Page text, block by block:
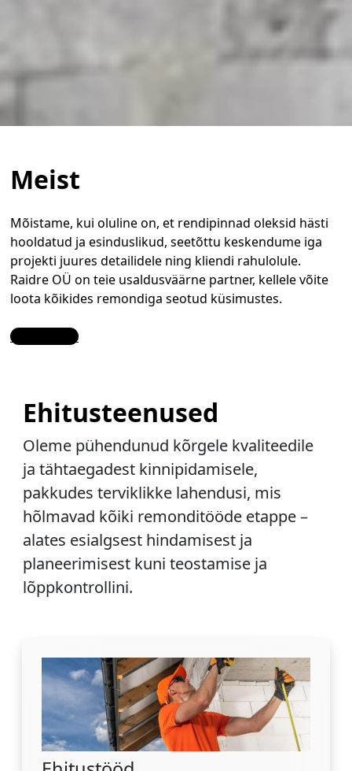
Meist
Mõistame, kui oluline on, et rendipinnad oleksid hästi
hooldatud ja esinduslikud, seetõttu keskendume iga
projekti juures detailidele ning kliendi rahulolule.
Raidre OÜ on teie usaldusväärne partner, kellele võite
loota kõikides remondiga seotud küsimustes.
Contact Us
Ehitusteenused
Oleme pühendunud kõrgele kvaliteedile
ja tähtaegadest kinnipidamisele,
pakkudes terviklikke lahendusi, mis
hõlmavad kõiki remonditööde etappe –
alates esialgsest hindamisest ja
planeerimisest kuni teostamise ja
lõppkontrollini.